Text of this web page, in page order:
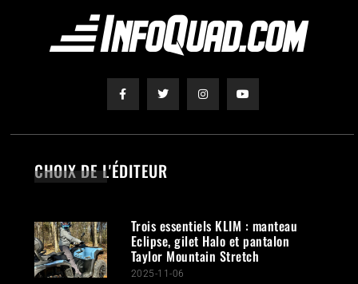
CHOIX DE L'ÉDITEUR
Trois essentiels KLIM : manteau
Eclipse, gilet Halo et pantalon
Taylor Mountain Stretch
2025-11-06